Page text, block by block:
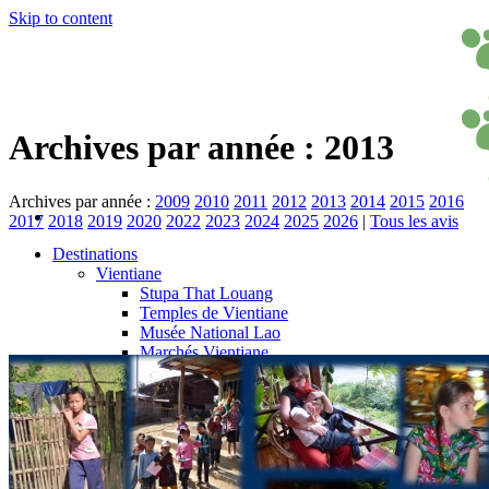
Skip to content
Destinations
Vientiane
Stupa That Louang
Temples de Vientiane
Musée National Lao
Marchés Vientiane
Arc Patuxai
Parc du Bouddha
Lac Ang Nam Ngum
Phou Khao Kouay
Vang Vieng
Luang Prabang
Archives par année : 2013
Archives par année : 2009 2010 2011 2012 2013 2014 2015 2016
2017 2018 2019 2020 2022 2023 2024 2025 2026 | Tous les avis